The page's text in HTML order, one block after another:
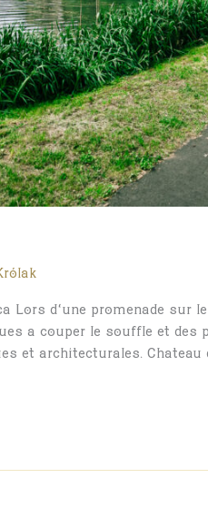
Lors d’une promenade sur
à couper le souffle et
et architecturales. Château